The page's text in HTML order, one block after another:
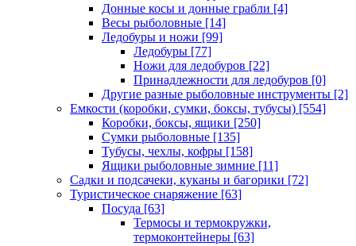
Донные косы и донные грабли [4]
Весы рыболовные [14]
Ледобуры и ножи [99]
Ледобуры [77]
Ножи для ледобуров [22]
Принадлежности для ледобуров [0]
Другие разные рыболовные инструменты [2]
Емкости (коробки, сумки, боксы, тубусы) [554]
Коробки, боксы, ящики [250]
Сумки рыболовные [135]
Тубусы, чехлы, кофры [158]
Ящики рыболовные зимние [11]
Садки и подсачеки, куканы и багорики [72]
Туристическое снаряжение [63]
Посуда [63]
Термосы и термокружки,
термоконтейнеры [63]